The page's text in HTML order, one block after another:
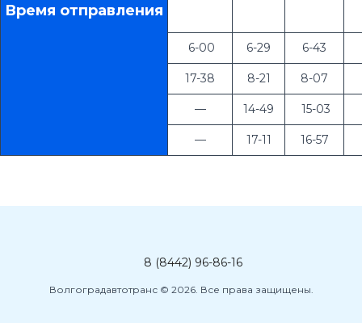
Время отправления
6-00 6-29 6-43
17-38 8-21 8-07
— 14-49 15-03
— 17-11 16-57
8 (8442) 96-86-16
Волгоградавтотранс © 2026. Все права защищены.